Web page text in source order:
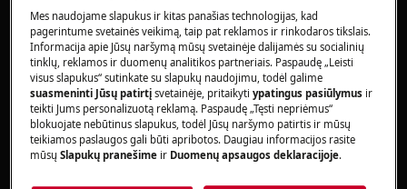
ĮSPĖJIMAS!ELEKTROS SMŪGIO PAVOJUS
Prieš atliekant bet kokį remonto ar priežiūros
darbą, išjunkite prietaisą ir atjunkite maitinimo
kištuką nuo rozetės.
Mes naudojame slapukus ir kitas panašias technologijas, kad
pagerintume svetainės veikimą, taip pat reklamos ir rinkodaros tikslais.
Informacija apie Jūsų naršymą mūsų svetainėje dalijamės su socialinių
tinklų, reklamos ir duomenų analitikos partneriais. Paspaudę „Leisti
visus slapukus“ sutinkate su slapukų naudojimu, todėl galime
suasmeninti Jūsų patirtįsvetainėje, pritaikytiypatingus pasiūlymus ir
teikti Jums personalizuotą reklamą. Paspaudę „Tęsti nepriėmus“
blokuojate nebūtinus slapukus, todėl Jūsų naršymo patirtis ir mūsų
teikiamos paslaugos gali būti apribotos. Daugiau informacijos rasite
mūsųSlapukų pranešime ir Duomenų apsaugos deklaracijoje.